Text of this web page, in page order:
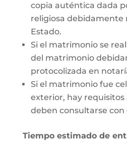
copia auténtica dada
religiosa debidamente
Estado.
Si el matrimonio se
del matrimonio
protocolizada en
Si el matrimonio fue
exterior, hay requisitos
deben consultarse con
Tiempo estimado de